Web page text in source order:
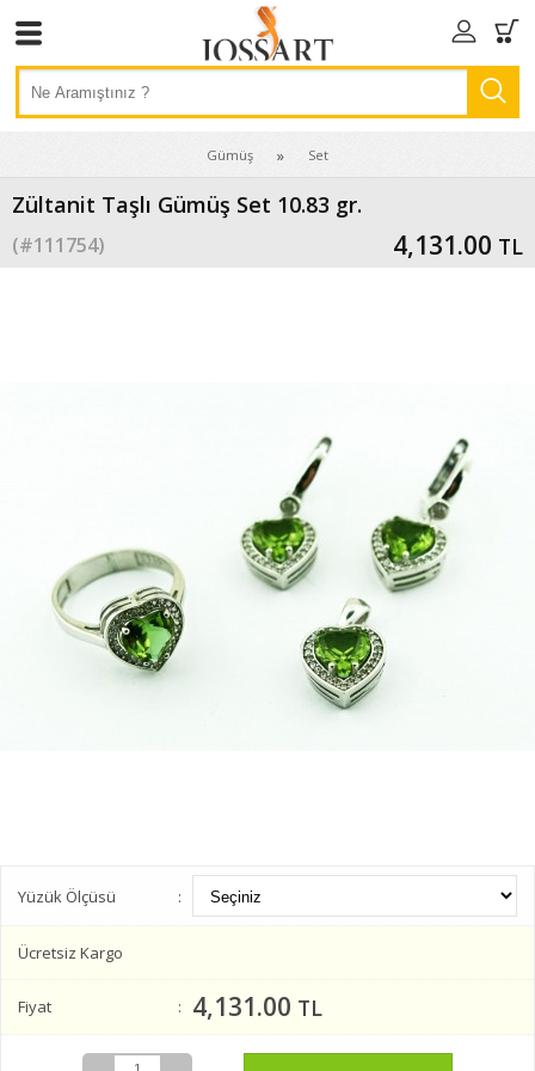
Gümüş Set
Zültanit Taşlı Gümüş Set 10.83 gr.
(#111754) 4,131.00 TL
Yüzük Ölçüsü
Ücretsiz Kargo
Fiyat 4,131.00 TL